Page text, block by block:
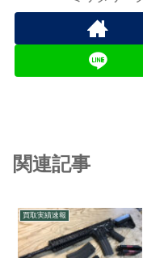
関連記事
買取実績速報